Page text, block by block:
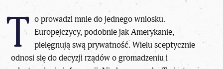
T o prowadzi mnie do jednego wniosku.
Europejczycy, podobnie jak Amerykanie,
pielęgnują swą prywatność. Wielu sceptycznie
odnosi się do decyzji rządów o gromadzeniu i